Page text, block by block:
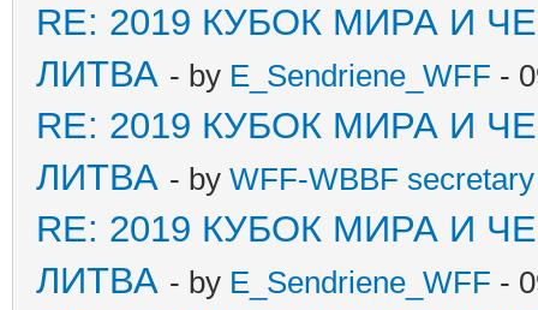
RE: 2019 КУБОК МИРА И
ЛИТВА - by E_Sendriene_WFF -
RE: 2019 КУБОК МИРА И
ЛИТВА - by WFF-WBBF
RE: 2019 КУБОК МИРА И
ЛИТВА - by E_Sendriene_WFF -